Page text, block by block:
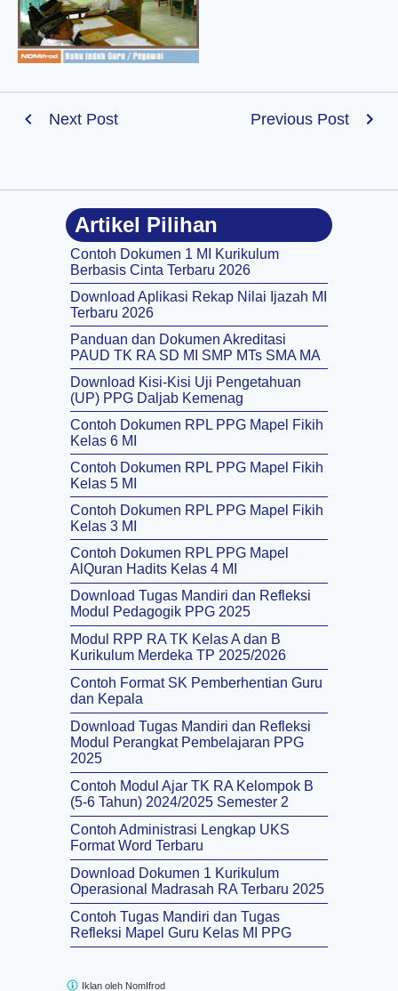
Next Post Previous Post
Artikel Pilihan
Contoh Dokumen 1 MI Kurikulum
Berbasis Cinta Terbaru 2026
Download Aplikasi Rekap Nilai Ijazah MI
Terbaru 2026
Panduan dan Dokumen Akreditasi
PAUD TK RA SD MI SMP MTs SMA MA
Download Kisi-Kisi Uji Pengetahuan
(UP) PPG Daljab Kemenag
Contoh Dokumen RPL PPG Mapel Fikih
Kelas 6 MI
Contoh Dokumen RPL PPG Mapel Fikih
Kelas 5 MI
Contoh Dokumen RPL PPG Mapel Fikih
Kelas 3 MI
Contoh Dokumen RPL PPG Mapel
AlQuran Hadits Kelas 4 MI
Download Tugas Mandiri dan Refleksi
Modul Pedagogik PPG 2025
Modul RPP RA TK Kelas A dan B
Kurikulum Merdeka TP 2025/2026
Contoh Format SK Pemberhentian Guru
dan Kepala
Download Tugas Mandiri dan Refleksi
Modul Perangkat Pembelajaran PPG
2025
Contoh Modul Ajar TK RA Kelompok B
(5-6 Tahun) 2024/2025 Semester 2
Contoh Administrasi Lengkap UKS
Format Word Terbaru
Download Dokumen 1 Kurikulum
Operasional Madrasah RA Terbaru 2025
Contoh Tugas Mandiri dan Tugas
Refleksi Mapel Guru Kelas MI PPG
Iklan oleh NomIfrod